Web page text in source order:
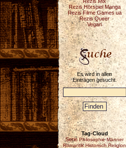
Rezis Hörspiel Manga
Rezis Filme Games ua
Rezis Queer
Vegan
Es wird in allen
Einträgen gesucht.
Tag-Cloud
Serie Philosophie Männer
Romantik Historisch Religion